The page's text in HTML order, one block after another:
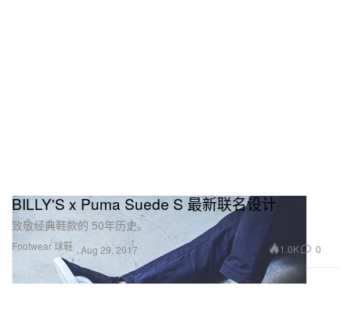
Footwear 球鞋
BILLY'S x Puma Suede S 最新联名设计
致敬经典鞋款的 50年历史。
Aug 29, 2017 1.0K 0